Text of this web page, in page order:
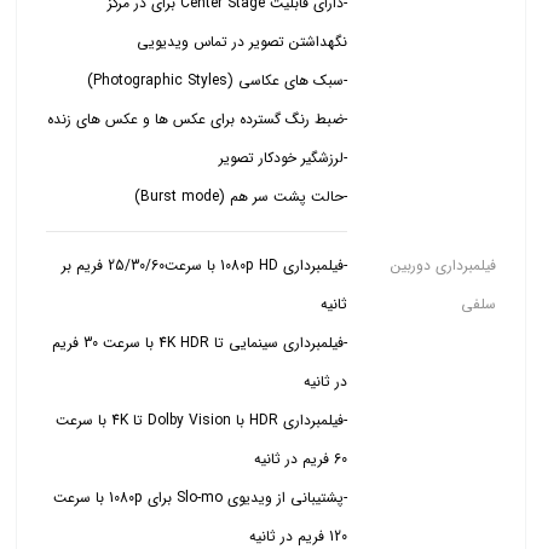
-سبک های عکاسی (Photographic Styles)
-لرزشگیر خودکار تصویر
-حالت پشت سر هم (Burst mode)
فیلمبرداری دوربین
سلفی
-فیلمبرداری 1080p HD با سرعت25/30/60 فریم بر
ثانیه
-فیلمبرداری سینمایی تا 4K HDR با سرعت 30 فریم
در ثانیه
-فیلمبرداری HDR با Dolby Vision تا 4K با سرعت
60 فریم در ثانیه
-پشتیبانی از ویدیوی Slo-mo برای 1080p با سرعت
120 فریم در ثانیه